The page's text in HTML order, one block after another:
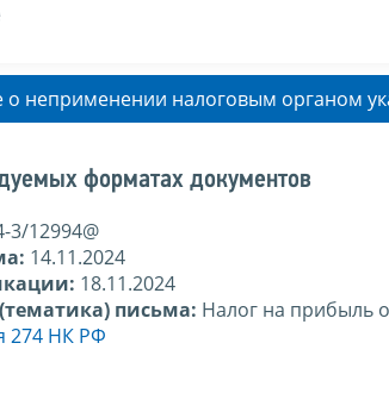
неприменении налоговым органом
форматах документов
3/12994@
14.11.2024
18.11.2024
письма: Налог на прибыль
274 НК РФ